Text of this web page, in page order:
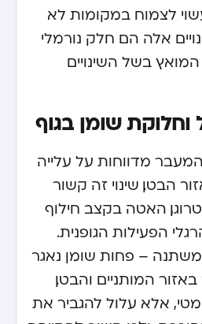
לצמוח במקומות לא
אלה הם חלק נורמלי
בשל השינויים
וחלוקת שומן בגוף
מדווחות על עלייה
הבטן. שינוי זה קשור
האטה בקצב חילוף
הפעילות הגופנית.
– פחות שומן נאגר
באזור המותניים והבטן.
אלא עלול להגביר את